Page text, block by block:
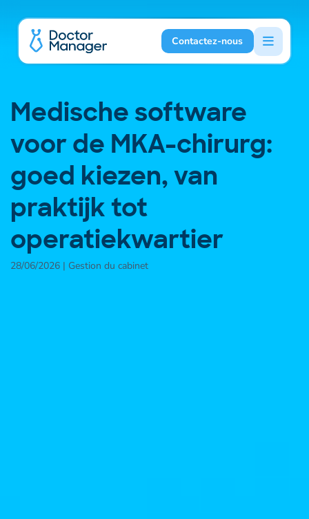
Contactez-nous
Medische software
voor de MKA-chirurg:
goed kiezen, van
praktijk tot
operatiekwartier
28/06/2026 | Gestion du cabinet